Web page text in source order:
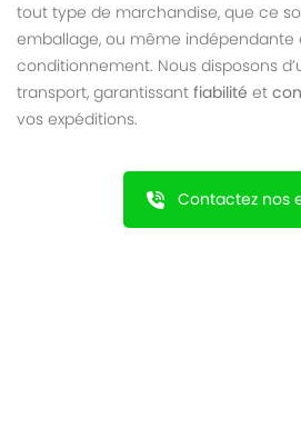
tout type de marchandise, que ce
emballage, ou même indépendante
conditionnement. Nous disposons
transport, garantissant fiabilité et
vos expéditions.
Contactez nos